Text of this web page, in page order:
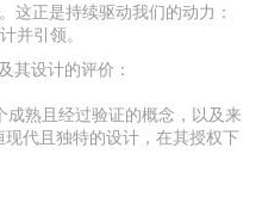
这正是持续驱动我们的动力：
并引领。
其设计的评价：
熟且经过验证的概念，以及来
代且独特的设计，在其授权下